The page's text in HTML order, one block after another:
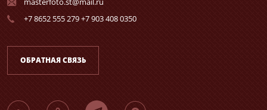
+7 8652 555 279 +7 903 408 0350
ОБРАТНАЯ СВЯЗЬ